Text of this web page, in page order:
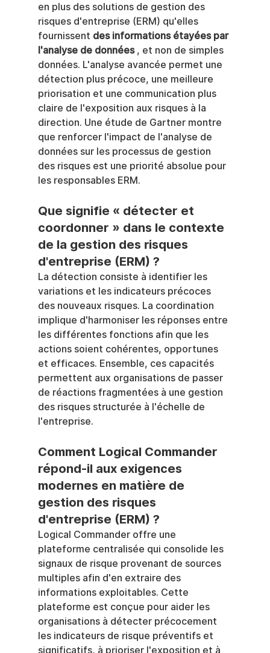
en plus des solutions de gestion des
risques d'entreprise (ERM) qu'elles
fournissent des informations étayées par
l'analyse de données , et non de simples
données. L'analyse avancée permet une
détection plus précoce, une meilleure
priorisation et une communication plus
claire de l'exposition aux risques à la
direction. Une étude de Gartner montre
que renforcer l'impact de l'analyse de
données sur les processus de gestion
des risques est une priorité absolue pour
les responsables ERM.
Que signifie « détecter et
coordonner » dans le contexte
de la gestion des risques
d'entreprise (ERM) ?
La détection consiste à identifier les
variations et les indicateurs précoces
des nouveaux risques. La coordination
implique d'harmoniser les réponses entre
les différentes fonctions afin que les
actions soient cohérentes, opportunes
et efficaces. Ensemble, ces capacités
permettent aux organisations de passer
de réactions fragmentées à une gestion
des risques structurée à l'échelle de
l'entreprise.
Comment Logical Commander
répond-il aux exigences
modernes en matière de
gestion des risques
d'entreprise (ERM) ?
Logical Commander offre une
plateforme centralisée qui consolide les
signaux de risque provenant de sources
multiples afin d'en extraire des
informations exploitables. Cette
plateforme est conçue pour aider les
organisations à détecter précocement
les indicateurs de risque préventifs et
significatifs, à prioriser l'exposition et à